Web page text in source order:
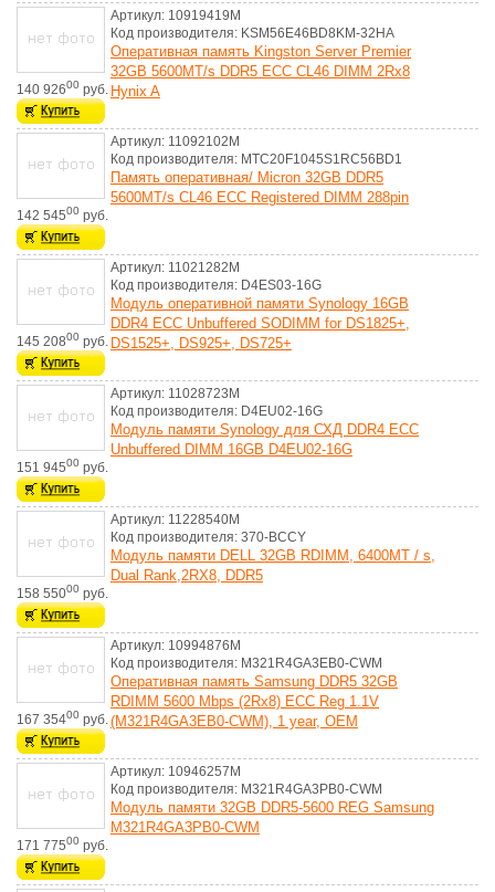
140 92600 руб.
Артикул: 10919419M
Код производителя: KSM56E46BD8KM-32HA
Оперативная память Kingston Server Premier
32GB 5600MT/s DDR5 ECC CL46 DIMM 2Rx8
Hynix A
142 54500 руб.
Артикул: 11092102M
Код производителя: MTC20F1045S1RC56BD1
Память оперативная/ Micron 32GB DDR5
5600MT/s CL46 ECC Registered DIMM 288pin
145 20800 руб.
Артикул: 11021282M
Код производителя: D4ES03-16G
Модуль оперативной памяти Synology 16GB
DDR4 ECC Unbuffered SODIMM for DS1825+,
DS1525+, DS925+, DS725+
151 94500 руб.
Артикул: 11028723M
Код производителя: D4EU02-16G
Модуль памяти Synology для СХД DDR4 ECC
Unbuffered DIMM 16GB D4EU02-16G
158 55000 руб.
Артикул: 11228540M
Код производителя: 370-BCCY
Модуль памяти DELL 32GB RDIMM, 6400MT / s,
Dual Rank,2RX8, DDR5
167 35400 руб.
Артикул: 10994876M
Код производителя: M321R4GA3EB0-CWM
Оперативная память Samsung DDR5 32GB
RDIMM 5600 Mbps (2Rx8) ECC Reg 1.1V
(M321R4GA3EB0-CWM), 1 year, OEM
171 77500 руб.
Артикул: 10946257M
Код производителя: M321R4GA3PB0-CWM
Модуль памяти 32GB DDR5-5600 REG Samsung
M321R4GA3PB0-CWM